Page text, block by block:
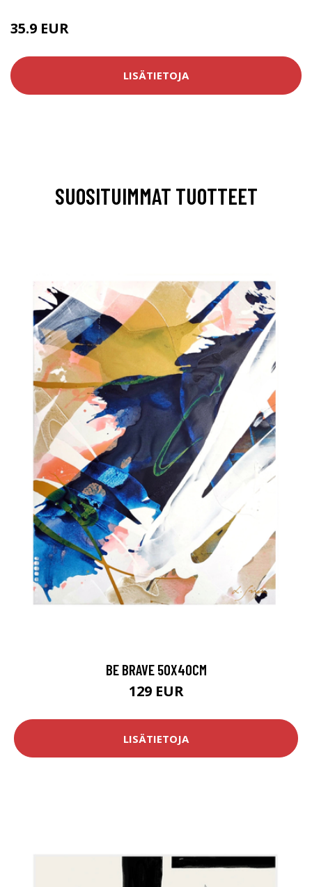
35.9 EUR
LISÄTIETOJA
SUOSITUIMMAT TUOTTEET
BE BRAVE 50X40CM
129 EUR
LISÄTIETOJA